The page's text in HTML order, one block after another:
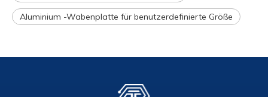
Aluminium -Wabenplatte für benutzerdefinierte Größe